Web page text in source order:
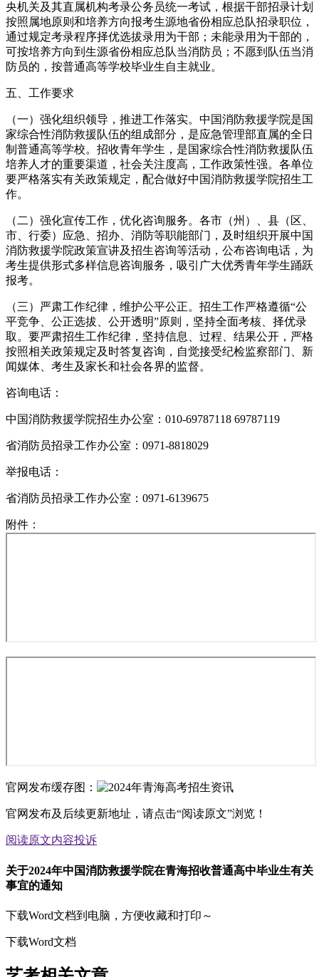
央机关及其直属机构考录公务员统一考试，根据干部招录计划
按照属地原则和培养方向报考生源地省份相应总队招录职位，
通过规定考录程序择优选拔录用为干部；未能录用为干部的，
可按培养方向到生源省份相应总队当消防员；不愿到队伍当消
防员的，按普通高等学校毕业生自主就业。
五、工作要求
（一）强化组织领导，推进工作落实。中国消防救援学院是国
家综合性消防救援队伍的组成部分，是应急管理部直属的全日
制普通高等学校。招收青年学生，是国家综合性消防救援队伍
培养人才的重要渠道，社会关注度高，工作政策性强。各单位
要严格落实有关政策规定，配合做好中国消防救援学院招生工
作。
（二）强化宣传工作，优化咨询服务。各市（州）、县（区、
市、行委）应急、招办、消防等职能部门，及时组织开展中国
消防救援学院政策宣讲及招生咨询等活动，公布咨询电话，为
考生提供形式多样信息咨询服务，吸引广大优秀青年学生踊跃
报考。
（三）严肃工作纪律，维护公平公正。招生工作严格遵循“公
平竞争、公正选拔、公开透明”原则，坚持全面考核、择优录
取。要严肃招生工作纪律，坚持信息、过程、结果公开，严格
按照相关政策规定及时答复咨询，自觉接受纪检监察部门、新
闻媒体、考生及家长和社会各界的监督。
咨询电话：
中国消防救援学院招生办公室：010-69787118 69787119
省消防员招录工作办公室：0971-8818029
举报电话：
省消防员招录工作办公室：0971-6139675
附件：
官网发布缓存图：
官网发布及后续更新地址，请点击“阅读原文”浏览！
阅读原文内容投诉
关于2024年中国消防救援学院在青海招收普通高中毕业生有关
事宜的通知
下载Word文档到电脑，方便收藏和打印～
下载Word文档